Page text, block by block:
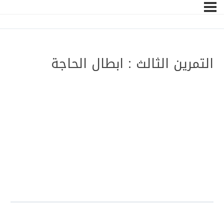
التمرين الثالث : ابطال الحاجة